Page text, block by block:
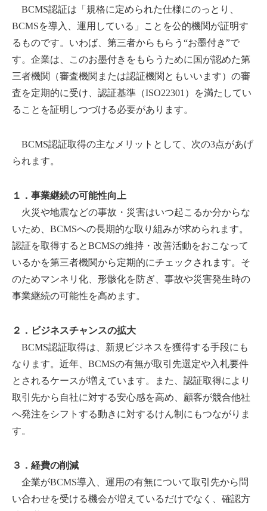
BCMS認証は「規格に定められた仕様にのっとり、
BCMSを導入、運用している」ことを公的機関が証明す
るものです。いわば、第三者からもらう“お墨付き”で
す。企業は、このお墨付きをもらうために国が認めた第
三者機関（審査機関または認証機関ともいいます）の審
査を定期的に受け、認証基準（ISO22301）を満たしてい
ることを証明しつづける必要があります。
BCMS認証取得の主なメリットとして、次の3点があげ
られます。
１．事業継続の可能性向上
火災や地震などの事故・災害はいつ起こるか分からな
いため、BCMSへの長期的な取り組みが求められます。
認証を取得するとBCMSの維持・改善活動をおこなって
いるかを第三者機関から定期的にチェックされます。そ
のためマンネリ化、形骸化を防ぎ、事故や災害発生時の
事業継続の可能性を高めます。
２．ビジネスチャンスの拡大
BCMS認証取得は、新規ビジネスを獲得する手段にも
なります。近年、BCMSの有無が取引先選定や入札要件
とされるケースが増えています。また、認証取得により
取引先から自社に対する安心感を高め、顧客が競合他社
へ発注をシフトする動きに対するけん制にもつながりま
す。
３．経費の削減
企業がBCMS導入、運用の有無について取引先から問
い合わせを受ける機会が増えているだけでなく、確認方